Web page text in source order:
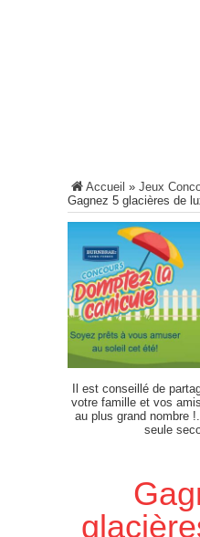
Accueil » Jeux
Gagnez 5 glacières de
Il est conseillé de
votre famille et vos
au plus grand nombre
seule